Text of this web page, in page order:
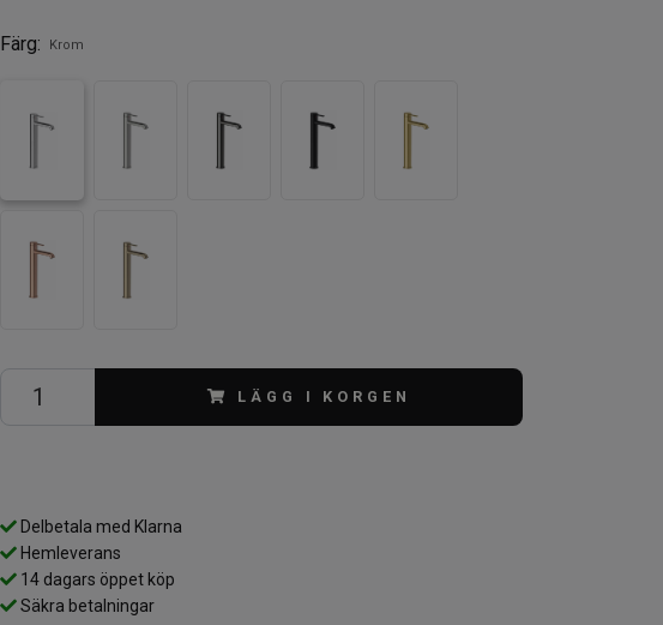
Färg: Krom
LÄGG I KORGEN
Delbetala med Klarna
Hemleverans
14 dagars öppet köp
Säkra betalningar